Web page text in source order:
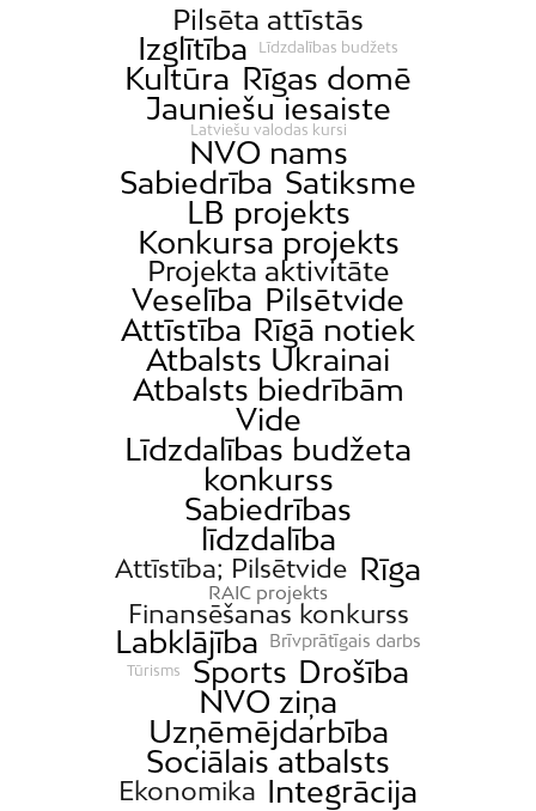
Grīziņkalns
Kundziņsala
Mežaparks
Mežciems
Pētersala-Andrejsala
Pilsēta attīstās
Izglītība Līdzdalības budžets
Kultūra Rīgas domē
Jauniešu iesaiste
Latviešu valodas kursi
NVO nams
Sabiedrība Satiksme
LB projekts
Konkursa projekts
Projekta aktivitāte
Veselība Pilsētvide
Attīstība Rīgā notiek
Atbalsts Ukrainai
Atbalsts biedrībām
Vide
Līdzdalības budžeta
konkurss
Sabiedrības
līdzdalība
Attīstība; Pilsētvide Rīga
RAIC projekts
Finansēšanas konkurss
Labklājība Brīvprātīgais darbs
Tūrisms Sports Drošība
NVO ziņa
Uzņēmējdarbība
Sociālais atbalsts
Ekonomika Integrācija